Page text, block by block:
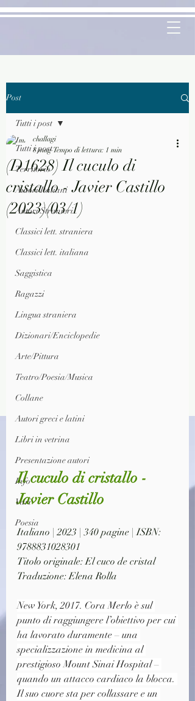
Post
Tutti i post
Territorio
Autori Italiani
Autori Stranieri
Classici lett. straniera
Classici lett. italiana
Saggistica
Ragazzi
Lingua straniera
Dizionari/Enciclopedie
Arte/Pittura
Teatro/Poesia/Musica
Collane
Autori greci e latini
Libri in vetrina
Presentazione autori
Info
Vari
Poesia
Tutti i post
(D1628) Il cuculo di
cristallo - Javier Castillo
(2023)(03/1)
challagi
8 mag Tempo di lettura: 1 min
Il cuculo di cristallo -
Javier Castillo
Italiano | 2023 | 340 pagine | ISBN:
9788831028301
Titolo originale: El cuco de cristal
Traduzione: Elena Rolla
New York, 2017. Cora Merlo è sul
punto di raggiungere l’obiettivo per cui
ha lavorato duramente – una
specializzazione in medicina al
prestigioso Mount Sinai Hospital –
quando un attacco cardiaco la blocca.
Il suo cuore sta per collassare e un